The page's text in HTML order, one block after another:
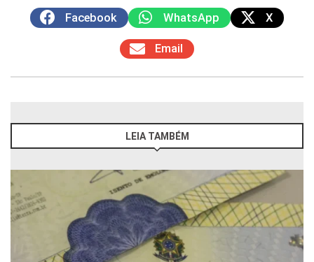
Facebook WhatsApp X
Email
LEIA TAMBÉM